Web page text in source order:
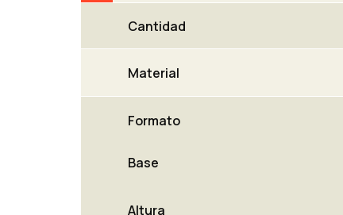
Cantidad
Material
Formato
Base
Altura